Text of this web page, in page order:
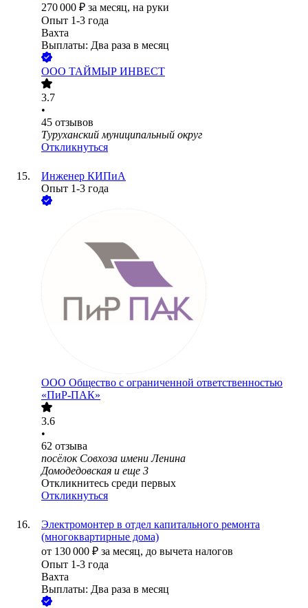
270 000 ₽ за месяц, на руки
Опыт 1-3 года
Вахта
Выплаты: Два раза в месяц
ООО ТАЙМЫР ИНВЕСТ
3.7
•
45 отзывов
Туруханский муниципальный округ
Откликнуться
Инженер КИПиА
Опыт 1-3 года
ООО Общество с ограниченной ответственностью
«ПиР-ПАК»
3.6
•
62 отзыва
посёлок Совхоза имени Ленина
Домодедовская и еще 3
Откликнитесь среди первых
Откликнуться
Электромонтер в отдел капитального ремонта
(многоквартирные дома)
от 130 000 ₽ за месяц, до вычета налогов
Опыт 1-3 года
Вахта
Выплаты: Два раза в месяц